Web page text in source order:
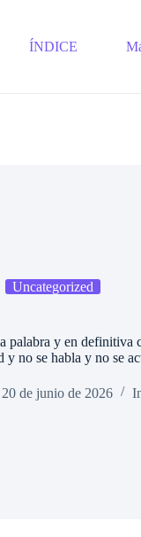
ÍNDICE
Uncategorized
y en definitiva
y no se habla y no se
20 de junio de 2026